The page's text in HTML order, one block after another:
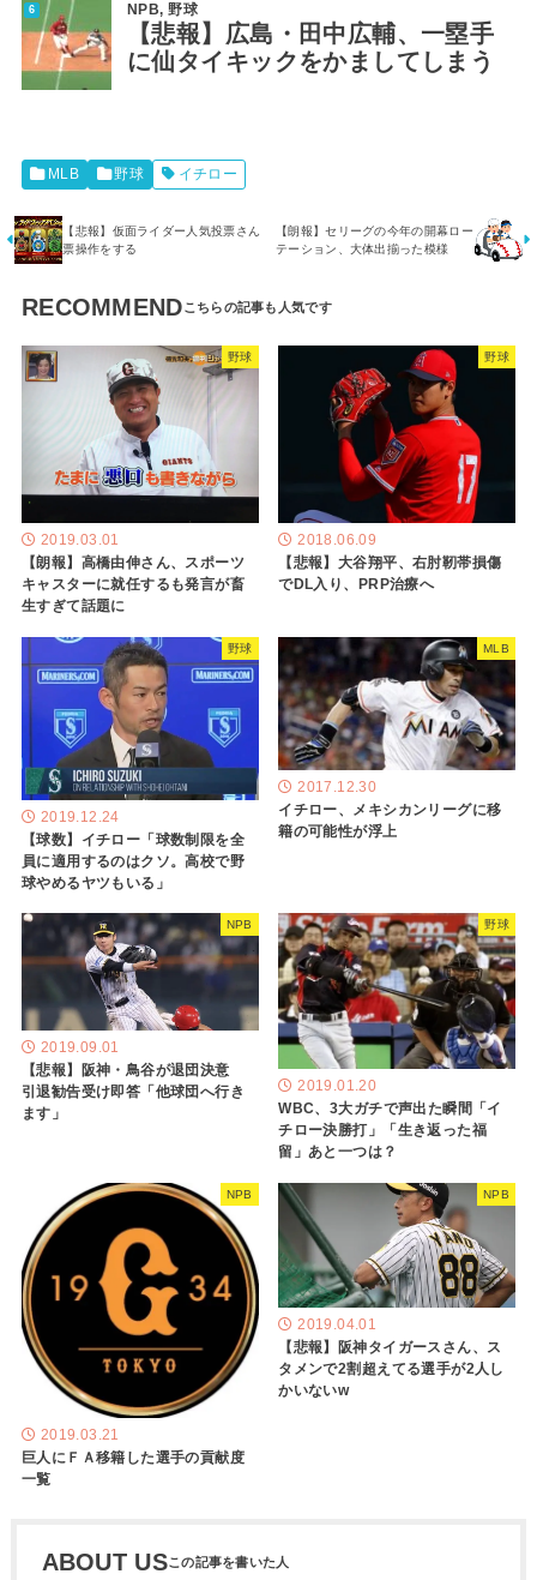
NPB,野球
【悲報】広島・田中広輔、一塁手
に仙タイキックをかましてしまう
MLB 野球 イチロー
【悲報】仮面ライダー人気投票さん
票操作をする
【朗報】セリーグの今年の開幕ロー
テーション、大体出揃った模様
RECOMMEND
野球
2019.03.01
【朗報】高橋由伸さん、スポーツ
キャスターに就任するも発言が畜
生すぎて話題に
野球
2018.06.09
【悲報】大谷翔平、右肘靭帯損傷
でDL入り、PRP治療へ
野球
2019.12.24
【球数】イチロー「球数制限を全
員に適用するのはクソ。高校で野
球やめるヤツもいる」
MLB
2017.12.30
イチロー、メキシカンリーグに移
籍の可能性が浮上
NPB
2019.09.01
【悲報】阪神・鳥谷が退団決意
引退勧告受け即答「他球団へ行き
ます」
野球
2019.01.20
WBC、3大ガチで声出た瞬間「イ
チロー決勝打」「生き返った福
留」あと一つは？
NPB
2019.03.21
巨人にＦＡ移籍した選手の貢献度
一覧
NPB
2019.04.01
【悲報】阪神タイガースさん、ス
タメンで2割超えてる選手が2人し
かいないw
ABOUT US